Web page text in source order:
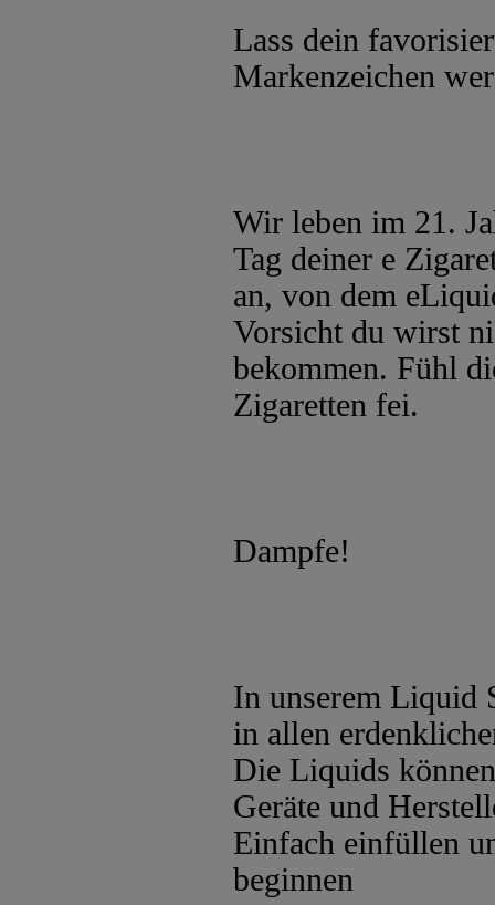
Lass dein
Markenzeichen
Wir leben im 21.
Tag deiner e
an, von dem
Vorsicht du wirst
bekommen. Fühl
Zigaretten fei.
Dampfe!
In unserem Liquid
in allen
Die Liquids
Geräte und
Einfach einfüllen
beginnen